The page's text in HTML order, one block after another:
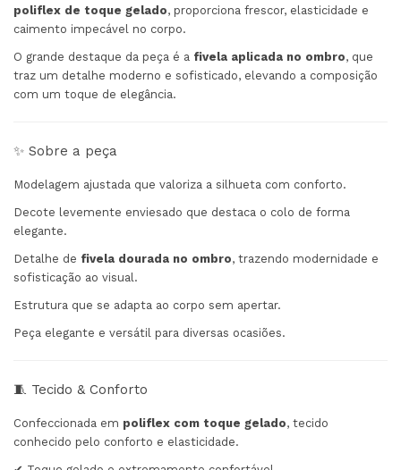
poliflex de toque gelado, proporciona frescor, elasticidade e
caimento impecável no corpo.
O grande destaque da peça é a fivela aplicada no ombro, que
traz um detalhe moderno e sofisticado, elevando a composição
com um toque de elegância.
✨ Sobre a peça
Modelagem ajustada que valoriza a silhueta com conforto.
Decote levemente enviesado que destaca o colo de forma
elegante.
Detalhe de fivela dourada no ombro, trazendo modernidade e
sofisticação ao visual.
Estrutura que se adapta ao corpo sem apertar.
Peça elegante e versátil para diversas ocasiões.
🧵 Tecido & Conforto
Confeccionada em poliflex com toque gelado, tecido
conhecido pelo conforto e elasticidade.